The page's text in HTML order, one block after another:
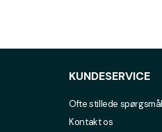
KUNDESERVICE
Ofte stillede spørgsmål
Kontakt os